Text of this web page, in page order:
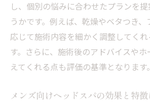
し、個別の悩みに合わせたプランを
うかです。例えば、乾燥やベタつき
応じて施術内容を細かく調整してく
す。さらに、施術後のアドバイスや
えてくれる点も評価の基準となります。
メンズ向けヘッドスパの効果と特